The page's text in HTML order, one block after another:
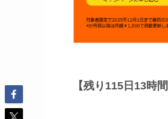
【残り115日13時